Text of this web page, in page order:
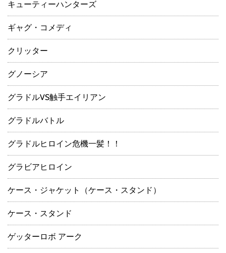
キューティーハンターズ
ギャグ・コメディ
クリッター
グノーシア
グラドルVS触手エイリアン
グラドルバトル
グラドルヒロイン危機一髪！！
グラビアヒロイン
ケース・ジャケット（ケース・スタンド）
ケース・スタンド
ゲッターロボ アーク